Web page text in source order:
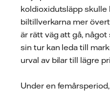
koldioxidutsläpp skulle
biltillverkarna mer
är rätt väg att gå,
sin tur kan leda till
urval av bilar till lägre
Under en